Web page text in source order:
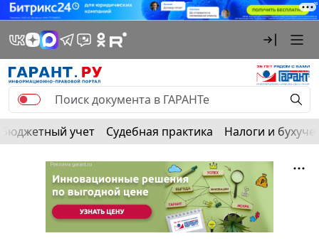
Бюджетный учет Судебная практика Налоги и